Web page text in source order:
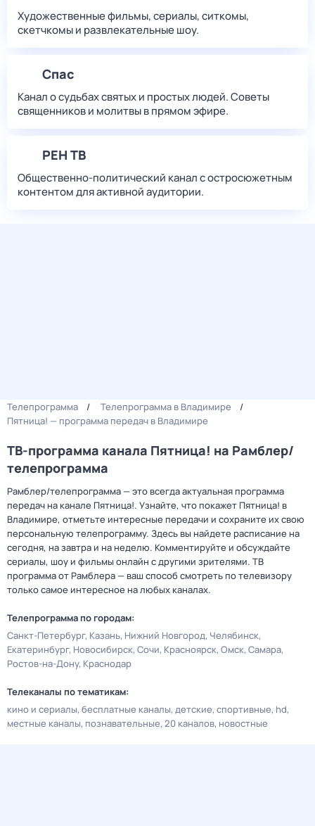
Художественные фильмы, сериалы, ситкомы,
скетчкомы и развлекательные шоу.
Спас
Канал о судьбах святых и простых людей. Советы
священников и молитвы в прямом эфире.
РЕН ТВ
Общественно-политический канал с остросюжетным
контентом для активной аудитории.
Телепрограмма
Телепрограмма в Владимире
Пятница! — программа передач в Владимире
ТВ-программа канала Пятница! на Рамблер/
телепрограмма
Рамблер/телепрограмма — это всегда актуальная программа
передач на канале Пятница!. Узнайте, что покажет Пятница! в
Владимире, отметьте интересные передачи и сохраните их свою
персональную телепрограмму. Здесь вы найдете расписание на
сегодня, на завтра и на неделю. Комментируйте и обсуждайте
сериалы, шоу и фильмы онлайн с другими зрителями. ТВ
программа от Рамблера — ваш способ смотреть по телевизору
только самое интересное на любых каналах.
Телепрограмма по городам:
Санкт-Петербург Казань Нижний Новгород Челябинск
Екатеринбург Новосибирск Сочи Красноярск Омск Самара
Ростов-на-Дону Краснодар
Телеканалы по тематикам:
кино и сериалы бесплатные каналы детские спортивные hd
местные каналы познавательные 20 каналов новостные